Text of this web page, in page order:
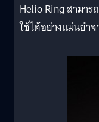
Helio Ring สามา
ใช้ได้อย่างแม่นยำ